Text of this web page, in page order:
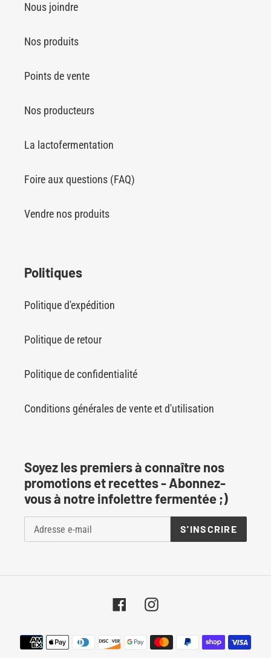
Nous joindre
Nos produits
Points de vente
Nos producteurs
La lactofermentation
Foire aux questions (FAQ)
Vendre nos produits
Politiques
Politique d'expédition
Politique de retour
Politique de confidentialité
Conditions générales de vente et d'utilisation
Soyez les premiers à connaître nos
promotions et recettes - Abonnez-
vous à notre infolettre fermentée ;)
S'INSCRIRE
FacebookInstagram
Moyens